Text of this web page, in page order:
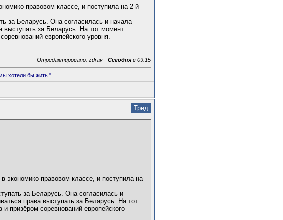
правовом классе, и поступила на 2-й
за Беларусь. Она согласилась и начала
выступать за Беларусь. На тот момент
европейского уровня.
Отредактировано: zdrav - Сегодняв 09:15
хoтели бы жить."
Тред
экономико-правовом классе, и поступила на
за Беларусь. Она согласилась и
права выступать за Беларусь. На тот
призёром соревнований европейского